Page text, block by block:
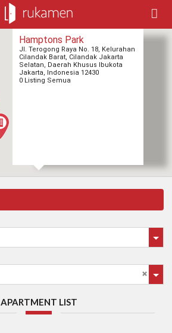
Hamptons Park
Jl. Terogong Raya No. 18, Kelurahan
Cilandak Barat, Cilandak Jakarta
Selatan, Daerah Khusus Ibukota
Jakarta, Indonesia 12430
0 Listing Semua
APARTMENT LIST